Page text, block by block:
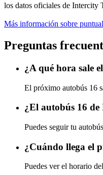
los datos oficiales de Intercity
Más información sobre
Preguntas
¿A qué hora sale
El próximo autobús 16
¿El autobús 16
Puedes seguir tu
¿Cuándo llega el
Puedes ver el horario